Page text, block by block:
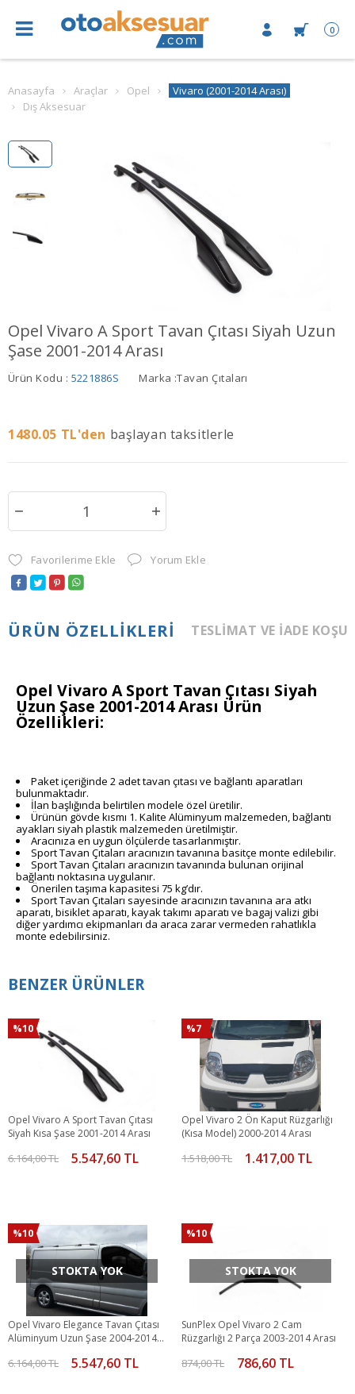
0
Anasayfa Araçlar Opel
Vivaro (2001-2014 Arası)
Dış Aksesuar
Opel Vivaro A Sport Tavan Çıtası Siyah Uzun
Şase 2001-2014 Arası
Ürün Kodu : 5221886S Marka :Tavan Çıtaları
1480.05 TL'den başlayan taksitlerle
Favorilerime Ekle Yorum Ekle
ÜRÜN ÖZELLIKLERI TESLIMAT VE İADE
Opel Vivaro A Sport Tavan Çıtası Siyah
Uzun Şase 2001-2014 Arası Ürün
Özellikleri:
Paket içeriğinde 2 adet tavan çıtası ve bağlantı aparatları
bulunmaktadır.
İlan başlığında belirtilen modele özel üretilir.
Ürünün gövde kısmı 1. Kalite Alüminyum malzemeden, bağlantı
ayakları siyah plastik malzemeden üretilmiştir.
Aracınıza en uygun ölçülerde tasarlanmıştır.
Sport Tavan Çıtaları aracınızın tavanına basitçe monte edilebilir.
Sport Tavan Çıtaları aracınızın tavanında bulunan orijinal
bağlantı noktasına uygulanır.
Önerilen taşıma kapasitesi 75 kg’dır.
Sport Tavan Çıtaları sayesinde aracınızın tavanına ara atkı
aparatı, bisiklet aparatı, kayak takımı aparatı ve bagaj valizi gibi
diğer yardımcı ekipmanları da araca zarar vermeden rahatlıkla
monte edebilirsiniz.
BENZER ÜRÜNLER
%10
Opel Vivaro A Sport Tavan Çıtası
Siyah Kısa Şase 2001-2014 Arası
6.164,00 TL 5.547,60 TL
%7
Opel Vivaro 2 Ön Kaput Rüzgarlığı
(Kısa Model) 2000-2014 Arası
1.518,00 TL 1.417,00 TL
%10
STOKTA YOK
Opel Vivaro Elegance Tavan Çıtası
Alüminyum Uzun Şase 2004-2014
6.164,00 TL 5.547,60 TL
%10
STOKTA YOK
SunPlex Opel Vivaro 2 Cam
Rüzgarlığı 2 Parça 2003-2014 Arası
874,00 TL 786,60 TL